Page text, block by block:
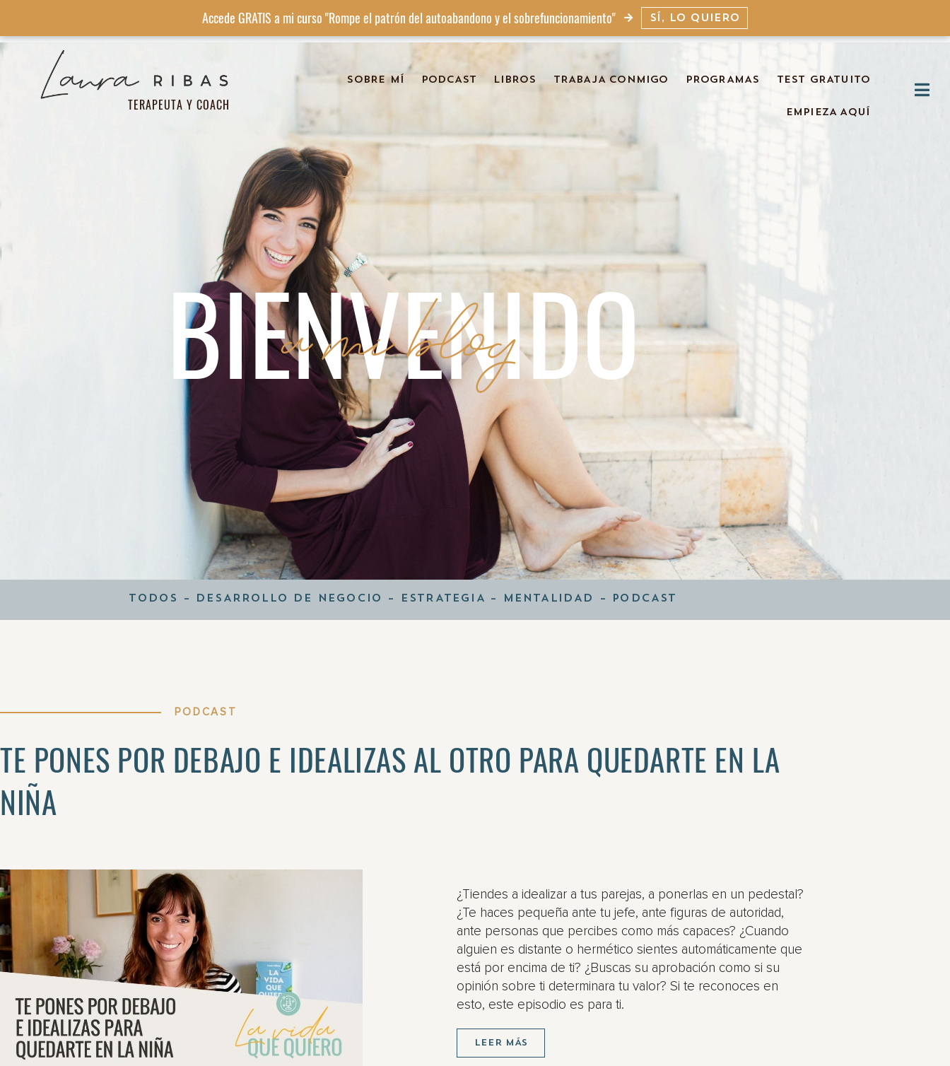
Accede GRATIS a mi curso "Rompe el patrón del autoabandono y el sobrefuncionamiento" SÍ, LO QUIERO
TERAPEUTA Y COACH
SOBRE MÍ PODCAST LIBROS TRABAJA CONMIGO PROGRAMAS TEST GRATUITO
EMPIEZA AQUÍ
BIENVENIDO
a mi blog
TODOS – DESARROLLO DE NEGOCIO – ESTRATEGIA – MENTALIDAD – PODCAST
PODCAST
TE PONES POR DEBAJO E IDEALIZAS AL OTRO PARA QUEDARTE EN LA
NIÑA
¿Tiendes a idealizar a tus parejas, a ponerlas en un pedestal?
¿Te haces pequeña ante tu jefe, ante figuras de autoridad,
ante personas que percibes como más capaces? ¿Cuando
alguien es distante o hermético sientes automáticamente que
está por encima de ti? ¿Buscas su aprobación como si su
opinión sobre ti determinara tu valor? Si te reconoces en
esto, este episodio es para ti.
LEER MÁS